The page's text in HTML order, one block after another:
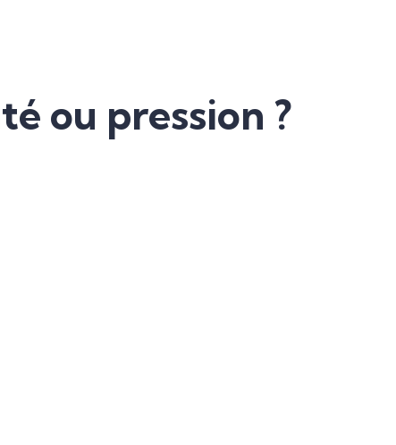
ou pression ?